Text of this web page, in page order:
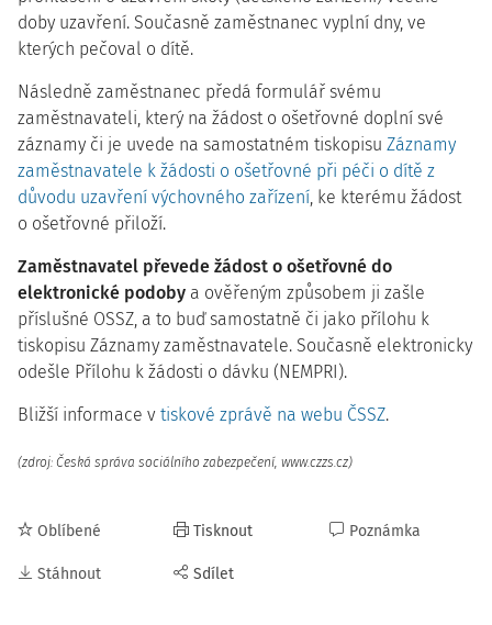
doby uzavření. Současně zaměstnanec vyplní dny, ve
kterých pečoval o dítě.
Následně zaměstnanec předá formulář svému
zaměstnavateli, který na žádost o ošetřovné doplní své
záznamy či je uvede na samostatném tiskopisu Záznamy
zaměstnavatele k žádosti o ošetřovné při péči o dítě z
důvodu uzavření výchovného zařízení, ke kterému žádost
o ošetřovné přiloží.
Zaměstnavatel převede žádost o ošetřovné do
elektronické podoby a ověřeným způsobem ji zašle
příslušné OSSZ, a to buď samostatně či jako přílohu k
tiskopisu Záznamy zaměstnavatele. Současně elektronicky
odešle Přílohu k žádosti o dávku (NEMPRI).
Bližší informace v tiskové zprávě na webu ČSSZ.
(zdroj: Česká správa sociálního zabezpečení, www.czzs.cz)
Oblíbené
Stáhnout
Tisknout
Sdílet
Poznámka